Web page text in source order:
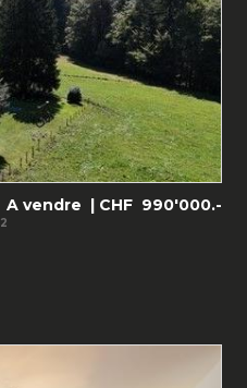
A vendre | CHF 990'000.-
2